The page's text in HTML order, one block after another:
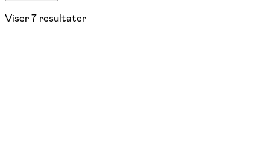
Viser7 resultater